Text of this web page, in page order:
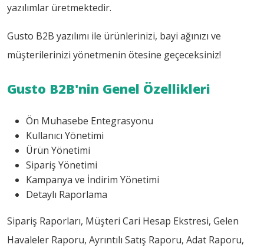
yazılımlar üretmektedir.
Gusto B2B yazılımı ile ürünlerinizi, bayi ağınızı ve
müşterilerinizi yönetmenin ötesine geçeceksiniz!
Gusto B2B'nin Genel Özellikleri
Ön Muhasebe Entegrasyonu
Kullanıcı Yönetimi
Ürün Yönetimi
Sipariş Yönetimi
Kampanya ve İndirim Yönetimi
Detaylı Raporlama
Sipariş Raporları, Müşteri Cari Hesap Ekstresi, Gelen
Havaleler Raporu, Ayrıntılı Satış Raporu, Adat Raporu,